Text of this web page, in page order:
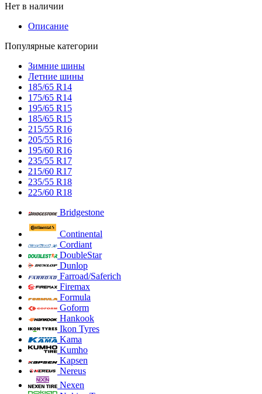
Нет в наличии
Описание
Популярные категории
Зимние шины
Летние шины
185/65 R14
175/65 R14
195/65 R15
185/65 R15
215/55 R16
205/55 R16
195/60 R16
235/55 R17
215/60 R17
235/55 R18
225/60 R18
Bridgestone
Continental
Cordiant
DoubleStar
Dunlop
Farroad/Saferich
Firemax
Formula
Goform
Hankook
Ikon Tyres
Kama
Kumho
Kapsen
Nereus
Nexen